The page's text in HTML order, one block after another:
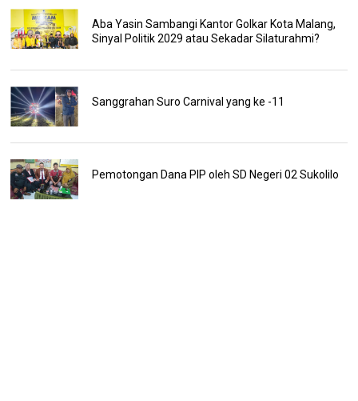
Aba Yasin Sambangi Kantor Golkar Kota Malang,
Sinyal Politik 2029 atau Sekadar Silaturahmi?
Sanggrahan Suro Carnival yang ke -11
Pemotongan Dana PIP oleh SD Negeri 02 Sukolilo